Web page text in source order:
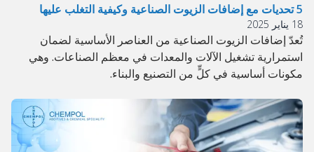
5 تحديات مع إضافات الزيوت الصناعية وكيفية التغلب عليها
18 يناير 2025
تُعدّ إضافات الزيوت الصناعية من العناصر الأساسية لضمان
استمرارية تشغيل الآلات والمعدات في معظم الصناعات. وهي
مكونات أساسية في كلٍّ من التصنيع والبناء.